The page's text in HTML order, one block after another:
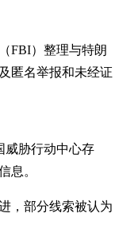
FBI）整理与特朗
匿名举报和未经证
威胁行动中心存
息。
，部分线索被认为